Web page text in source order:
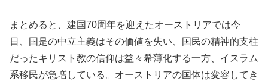
まとめると、建国70周年を迎えたオーストリアでは今
日、国是の中立主義はその価値を失い、国民の精神的支柱
だったキリスト教の信仰は益々希薄化する一方、イスラム
系移民が急増している。オーストリアの国体は変容してき